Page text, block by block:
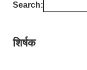
Search:
शिर्षक